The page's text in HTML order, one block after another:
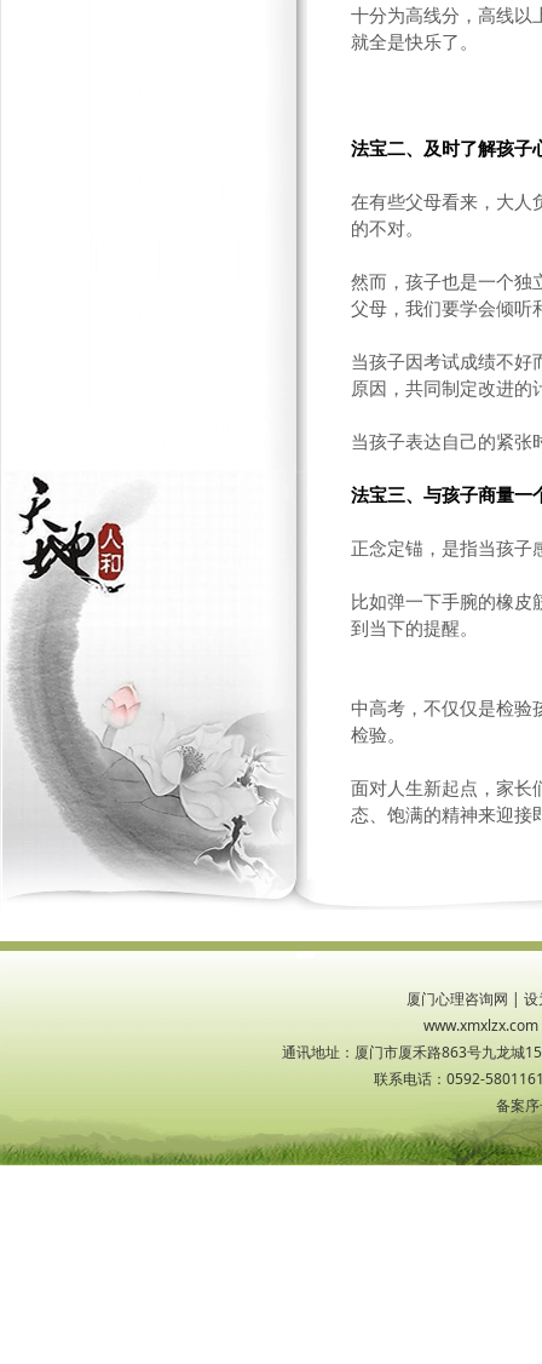
十分为高线分，高线以
就全是快乐了。
法宝二、及时了解孩子
在有些父母看来，大人
的不对。
然而，孩子也是一个独
父母，我们要学会倾听
当孩子因考试成绩不好
原因，共同制定改进的
当孩子表达自己的紧张
法宝三、与孩子商量一
正念定锚，是指当孩子
比如弹一下手腕的橡皮
到当下的提醒。
中高考，不仅仅是检验
检验。
面对人生新起点，家长
态、饱满的精神来迎接
厦门心理咨询网 | 设
通讯地址：厦门市厦禾路863号九龙城
联系电话：0592-
备案